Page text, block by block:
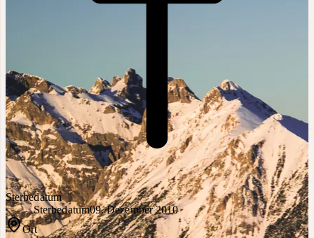
Sterbedatum
Sterbedatum09. Dezember 2010
Ort